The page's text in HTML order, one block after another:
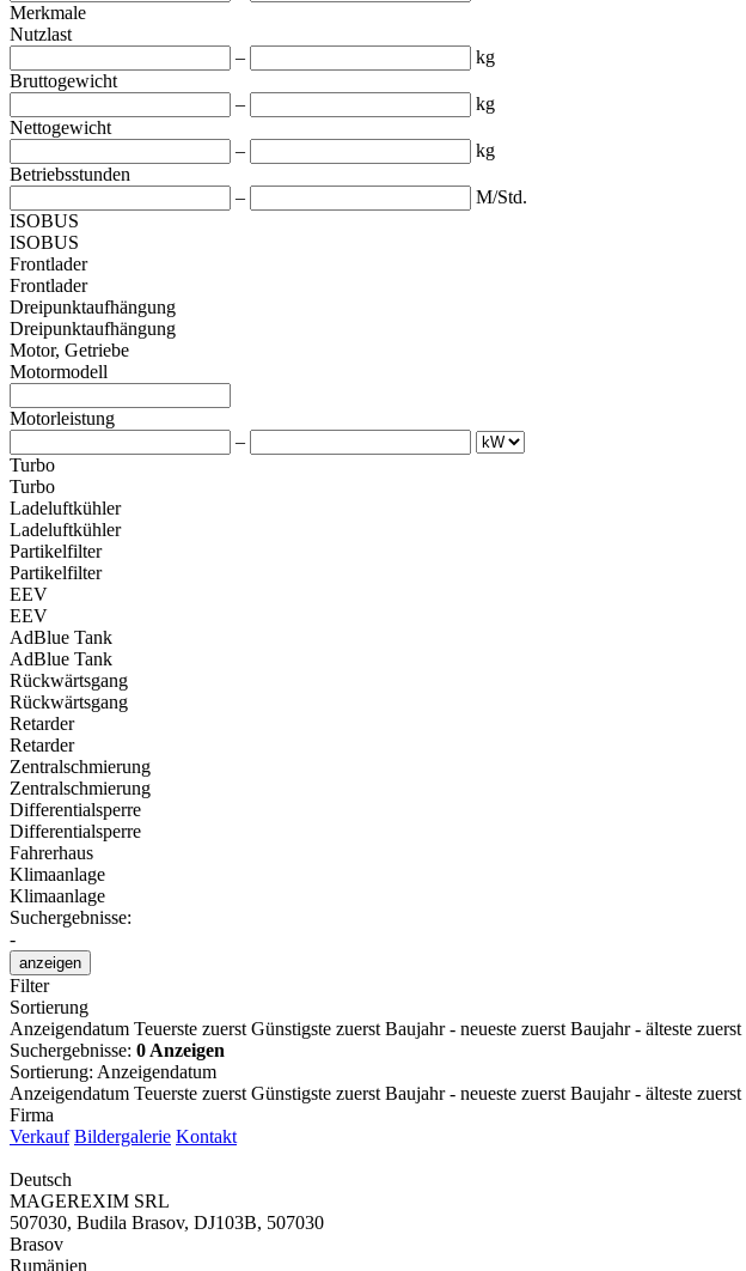
Merkmale
Nutzlast
–
kg
Bruttogewicht
–
kg
Nettogewicht
–
kg
Betriebsstunden
–
M/Std.
ISOBUS
ISOBUS
Frontlader
Frontlader
Dreipunktaufhängung
Dreipunktaufhängung
Motor, Getriebe
Motormodell
Motorleistung
–
Turbo
Turbo
Ladeluftkühler
Ladeluftkühler
Partikelfilter
Partikelfilter
EEV
EEV
AdBlue Tank
AdBlue Tank
Rückwärtsgang
Rückwärtsgang
Retarder
Retarder
Zentralschmierung
Zentralschmierung
Differentialsperre
Differentialsperre
Fahrerhaus
Klimaanlage
Klimaanlage
Suchergebnisse:
-
anzeigen
Filter
Sortierung
Anzeigendatum Teuerste zuerst Günstigste zuerst Baujahr - neueste zuerst Baujahr - älteste zuerst
Suchergebnisse: 0 Anzeigen
Sortierung: Anzeigendatum
Anzeigendatum Teuerste zuerst Günstigste zuerst Baujahr - neueste zuerst Baujahr - älteste zuerst
Firma
Verkauf Bildergalerie Kontakt
Deutsch
MAGEREXIM SRL
507030, Budila Brasov, DJ103B, 507030
Brasov
Rumänien